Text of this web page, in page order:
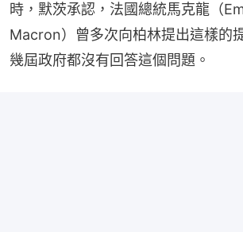
時，默茨承認，法國總統馬克龍（
Macron）曾多次向柏林提出這樣的
幾屆政府都沒有回答這個問題。